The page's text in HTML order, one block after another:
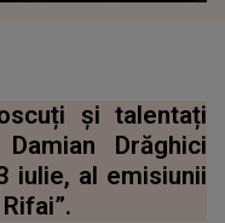
și talentați
Drăghici
iulie, al emisiunii